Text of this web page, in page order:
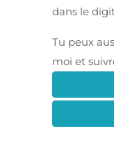
dans le
Tu peux
moi et